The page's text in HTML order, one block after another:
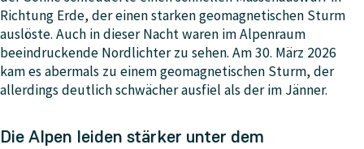
Richtung Erde, der einen starken geomagnetischen Sturm
auslöste. Auch in dieser Nacht waren im Alpenraum
beeindruckende Nordlichter zu sehen. Am 30. März 2026
kam es abermals zu einem geomagnetischen Sturm, der
allerdings deutlich schwächer ausfiel als der im Jänner.
Die Alpen leiden stärker unter dem